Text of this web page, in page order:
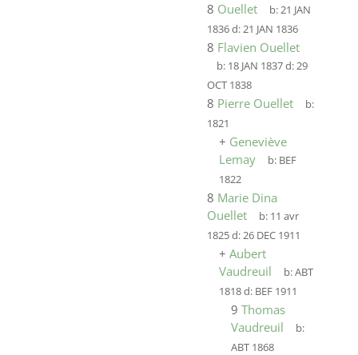
8 Ouellet b:21 JAN
1836d:21 JAN 1836
8 Flavien Ouellet
b: 18 JAN 1837d:29
OCT 1838
8 Pierre Ouellet
b:
1821
+ Geneviève
Lemay
b: BEF
1822
8 Marie Dina
Ouellet
b: 11 avr
1825d:26 DEC 1911
+ Aubert
Vaudreuil
b:ABT
1818d: BEF 1911
9 Thomas
Vaudreuil
b:
ABT 1868